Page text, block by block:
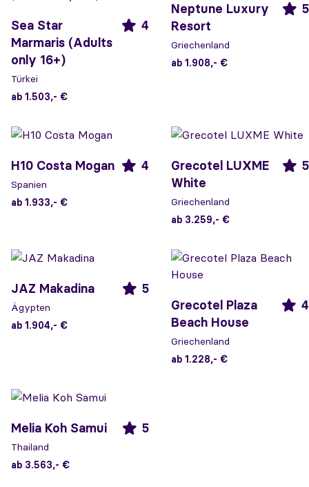
Sea Star
Marmaris (Adults
only 16+)
4
Türkei
ab 1.503,- €
Neptune Luxury
Resort
5
Griechenland
ab 1.908,- €
H10 Costa Mogan 4
Spanien
ab 1.933,- €
Grecotel LUXME
White
5
Griechenland
ab 3.259,- €
JAZ Makadina 5
Ägypten
ab 1.904,- €
Grecotel Plaza
Beach House
4
Griechenland
ab 1.228,- €
Melia Koh Samui 5
Thailand
ab 3.563,- €